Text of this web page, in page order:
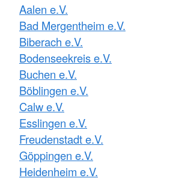
Aalen e.V.
Bad Mergentheim e.V.
Biberach e.V.
Bodenseekreis e.V.
Buchen e.V.
Böblingen e.V.
Calw e.V.
Esslingen e.V.
Freudenstadt e.V.
Göppingen e.V.
Heidenheim e.V.